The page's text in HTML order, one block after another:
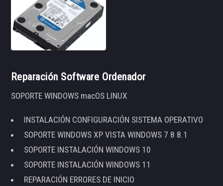
Reparación Software Ordenador
SOPORTE WINDOWS macOS LINUX
INSTALACIÓN CONFIGURACIÓN SISTEMA OPERATIVO
SOPORTE WINDOWS XP VISTA WINDOWS 7 8 8.1
SOPORTE INSTALACIÓN WINDOWS 10
SOPORTE INSTALACIÓN WINDOWS 11
REPARACIÓN ERRORES DE INICIO